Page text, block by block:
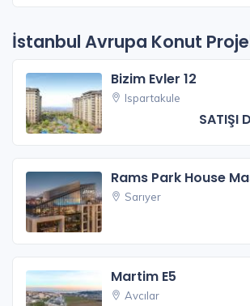
İstanbul Avrupa Konut
Bizim Evler 12
Ispartakule
SATIŞI
Rams Park House
Sarıyer
Martim E5
Avcılar